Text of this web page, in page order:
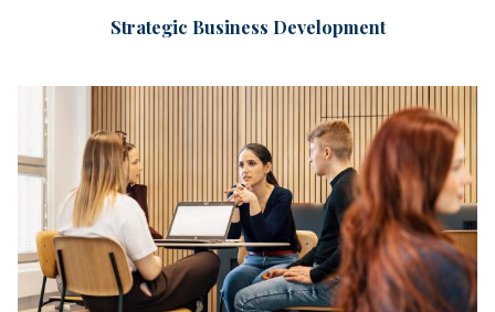
Strategic Business Development